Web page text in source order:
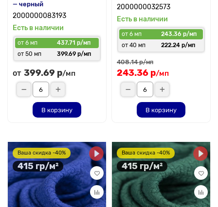
— черный
2000000083193
Есть в наличии
от 6 мп
437.71 р/мп
от 50 мп
399.69 р/мп
от 399.69 р/мп
В корзину
2000000032573
Есть в наличии
от 6 мп
243.36 р/мп
от 40 мп
222.24 р/мп
408.14 р/мп
243.36 р/мп
В корзину
Ваша скидка -40%
415 гр/м²
Ваша скидка -40%
415 гр/м²